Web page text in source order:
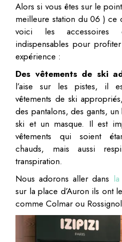
Alors si vous êtes sur le
meilleure station du 06 ) ce
voici les accessoires
indispensables pour
expérience :
Des vêtements de ski
l’aise sur les pistes, il
vêtements de ski
des pantalons, des gants,
ski et un masque. Il est
vêtements qui soient
chauds, mais aussi
transpiration.
Nous adorons aller dans
sur la place d’Auron ils ont
comme Colmar ou